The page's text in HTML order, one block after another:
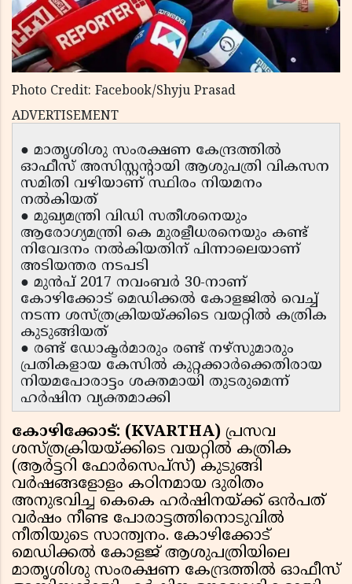
Photo Credit: Facebook/Shyju Prasad
ADVERTISEMENT
● മാതൃശിശു സംരക്ഷണ കേന്ദ്രത്തിൽ
ഓഫീസ് അസിസ്റ്റന്റായി ആശുപത്രി വികസന
സമിതി വഴിയാണ് സ്ഥിരം നിയമനം
നൽകിയത്
● മുഖ്യമന്ത്രി വിഡി സതീശനെയും
ആരോഗ്യമന്ത്രി കെ മുരളീധരനെയും കണ്ട്
നിവേദനം നൽകിയതിന് പിന്നാലെയാണ്
അടിയന്തര നടപടി
● മുൻപ് 2017 നവംബർ 30-നാണ്
കോഴിക്കോട് മെഡിക്കൽ കോളജിൽ വെച്ച്
നടന്ന ശസ്ത്രക്രിയയ്ക്കിടെ വയറ്റിൽ കത്രിക
കുടുങ്ങിയത്
● രണ്ട് ഡോക്ടർമാരും രണ്ട് നഴ്സുമാരും
പ്രതികളായ കേസിൽ കുറ്റക്കാർക്കെതിരായ
നിയമപോരാട്ടം ശക്തമായി തുടരുമെന്ന്
ഹർഷിന വ്യക്തമാക്കി
കോഴിക്കോട്: (KVARTHA) പ്രസവ
ശസ്ത്രക്രിയയ്ക്കിടെ വയറ്റിൽ കത്രിക
(ആർട്ടറി ഫോർസെപ്സ്) കുടുങ്ങി
വർഷങ്ങളോളം കഠിനമായ ദുരിതം
അനുഭവിച്ച കെകെ ഹർഷിനയ്ക്ക് ഒൻപത്
വർഷം നീണ്ട പോരാട്ടത്തിനൊടുവിൽ
നീതിയുടെ സാന്ത്വനം. കോഴിക്കോട്
മെഡിക്കൽ കോളജ് ആശുപത്രിയിലെ
മാതൃശിശു സംരക്ഷണ കേന്ദ്രത്തിൽ ഓഫീസ്